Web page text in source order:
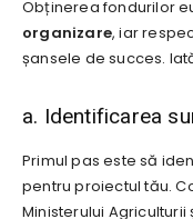
Obținerea fondurilor
organizare, iar
șansele de succes.
a. Identificarea
Primul pas este să
pentru proiectul tău.
Ministerului